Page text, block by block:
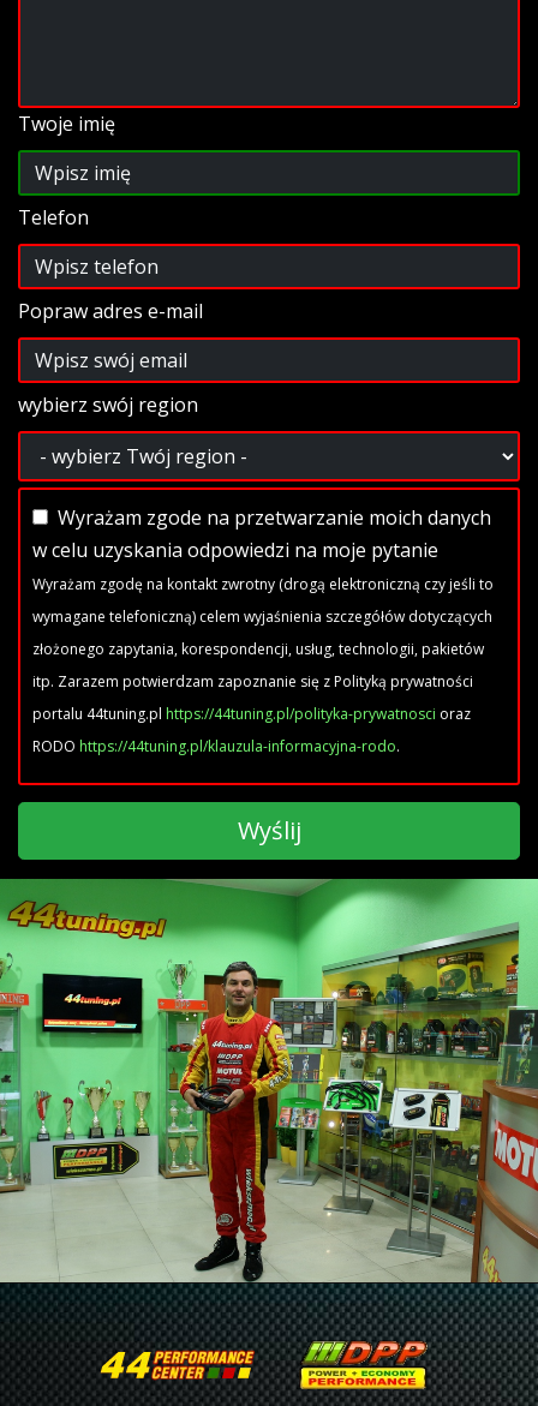
Twoje imię
Telefon
Popraw adres e-mail
wybierz swój region
Wyrażam zgode na przetwarzanie moich danych
w celu uzyskania odpowiedzi na moje pytanie
Wyrażam zgodę na kontakt zwrotny (drogą elektroniczną czy jeśli to
wymagane telefoniczną) celem wyjaśnienia szczegółów dotyczących
złożonego zapytania, korespondencji, usług, technologii, pakietów
itp. Zarazem potwierdzam zapoznanie się z Polityką prywatności
portalu 44tuning.pl https://44tuning.pl/polityka-prywatnosci oraz
RODO https://44tuning.pl/klauzula-informacyjna-rodo.
Wyślij